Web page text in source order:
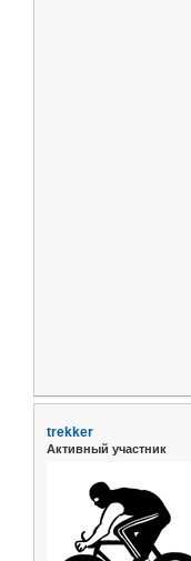
trekker
Активный участник